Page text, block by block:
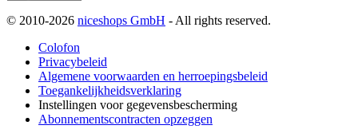
© 2010-2026 niceshops GmbH - All rights reserved.
Colofon
Privacybeleid
Algemene voorwaarden en herroepingsbeleid
Toegankelijkheidsverklaring
Instellingen voor gegevensbescherming
Abonnementscontracten opzeggen